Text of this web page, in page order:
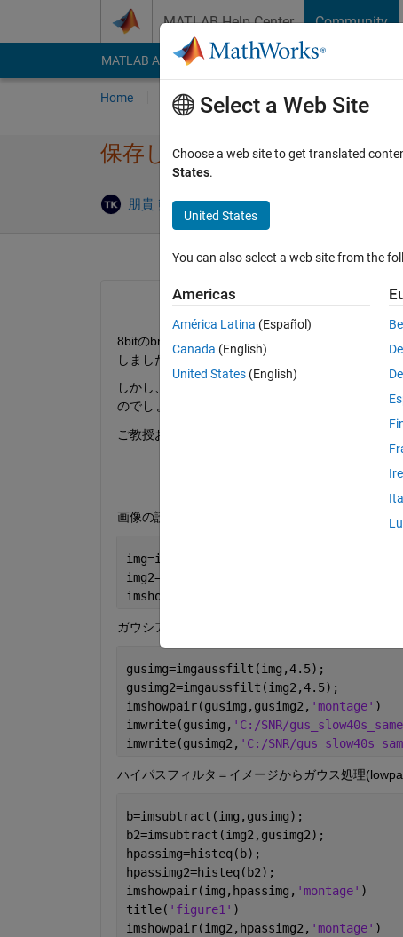
MATLAB Help Center Community
MATLAB Answers File Exchange Cody
Home Ask Answer Browse MATLAB
保存した画像が白飛びしたよ
朋貴 熊田 1 Aug 2021
8bitのbmpファイルを読み込み、ガウシアンフィ
しました。
しかし、保存した画像がMatlab上で表示されてい
のでしょうか？写真左が保存した画像で、写真右
ご教授お願いいたします。
画像の読み込み
img=imread(
img2=imread(
imshowpair(img,img2,
ガウシアンフィルタ適応
gusimg=imgaussfilt(img,4.5);
gusimg2=imgaussfilt(img2,4.5);
imshowpair(gusimg,gusimg2, 'montage' )
imwrite(gusimg, 'C:/SNR/
imwrite(gusimg2, 'C:/SNR/
ハイパスフィルタ＝イメージからガウス処理
b=imsubtract(img,gusimg);
b2=imsubtract(img2,gusimg2);
hpassimg=histeq(b);
hpassimg2=histeq(b2);
imshowpair(img,hpassimg, 'montage' )
title( 'figure1' )
imshowpair(img2,hpassimg2, 'montage' )
Select a Web Site
Choose a web site to get translated
States.
United States
You can also select a web site from the
Americas
América Latina (Español)
Canada (English)
United States (English)